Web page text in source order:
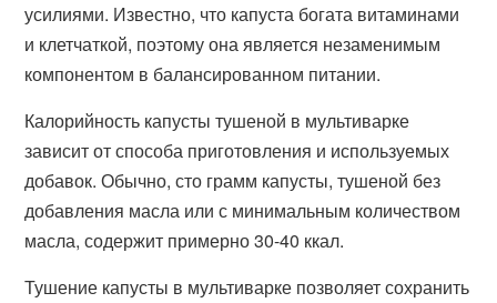
усилиями. Известно, что капуста богата витаминами
и клетчаткой, поэтому она является незаменимым
компонентом в балансированном питании.
Калорийность капусты тушеной в мультиварке
зависит от способа приготовления и используемых
добавок. Обычно, сто грамм капусты, тушеной без
добавления масла или с минимальным количеством
масла, содержит примерно 30-40 ккал.
Тушение капусты в мультиварке позволяет сохранить